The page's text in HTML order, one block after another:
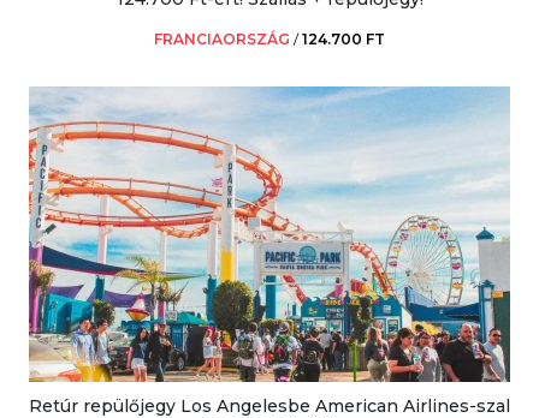
FRANCIAORSZÁG /124.700 FT
Retúr repülőjegy Los Angelesbe American Airlines-szal